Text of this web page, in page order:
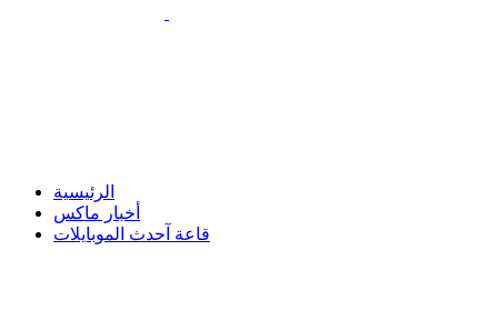
الرئيسية
أخبار ماكس
قاعة آحدث الموبايلات